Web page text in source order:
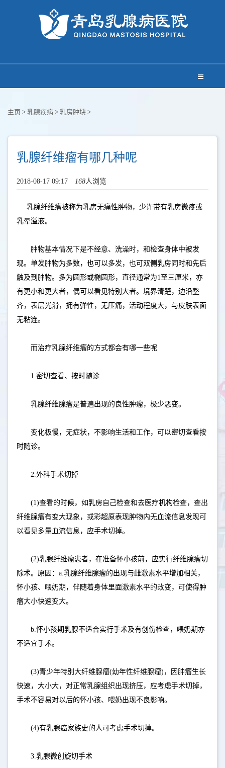
主页 > 乳腺疾病 > 乳房肿块 >
乳腺纤维瘤有哪几种呢
2018-08-17 09:17 168人浏览
乳腺纤维瘤被称为乳房无痛性肿物，少许带有乳房微疼或
乳晕溢液。
肿物基本情况下是不经意、洗澡时，和检查身体中被发
现。单发肿物为多数，也可以多发，也可双侧乳房同时和先后
触及到肿物。多为圆形或椭圆形，直径通常为1至三厘米，亦
有更小和更大者，偶可以看见特别大者。境界清楚，边沿整
齐，表层光滑，拥有弹性，无压痛，活动程度大，与皮肤表面
无粘连。
而治疗乳腺纤维瘤的方式都会有哪一些呢
1.密切查看、按时随诊
乳腺纤维腺瘤是普遍出现的良性肿瘤，极少恶变。
变化极慢，无症状，不影响生活和工作，可以密切查看按
时随诊。
2.外科手术切掉
(1)查看的时候，如乳房自己检查和去医疗机构检查，查出
纤维腺瘤有变大现象，或彩超原表现肿物内无血流信息发现可
以看见多量血流信息，应手术切掉。
(2)乳腺纤维瘤患者，在准备怀小孩前，应实行纤维腺瘤切
除术。原因：a.乳腺纤维腺瘤的出现与雌激素水平增加相关，
怀小孩、喂奶期，伴随着身体里面激素水平的改变，可使得肿
瘤大小快速变大。
b.怀小孩期乳腺不适合实行手术及有创伤检查，喂奶期亦
不适宜手术。
(3)青少年特别大纤维腺瘤(幼年性纤维腺瘤)，因肿瘤生长
快速，大小大，对正常乳腺组织出现挤压，应考虑手术切掉，
手术不容易对以后的怀小孩、喂奶出现不良影响。
(4)有乳腺癌家族史的人可考虑手术切掉。
3.乳腺微创旋切手术